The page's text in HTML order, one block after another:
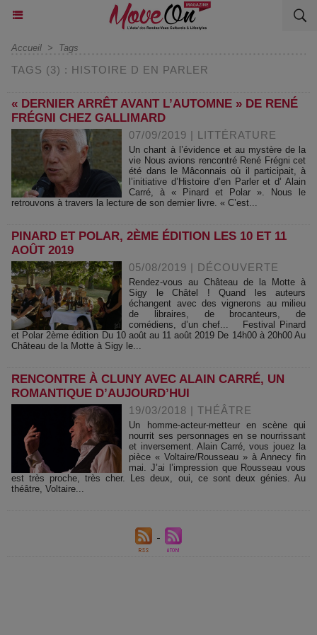
Accueil > Tags
TAGS (3) : HISTOIRE D EN PARLER
« DERNIER ARRÊT AVANT L’AUTOMNE » DE RENÉ
FRÉGNI CHEZ GALLIMARD
07/09/2019 | LITTÉRATURE
Un chant à l’évidence et au mystère de la
vie Nous avions rencontré René Frégni cet
été dans le Mâconnais où il participait, à
l’initiative d’Histoire d’en Parler et d’ Alain
Carré, à « Pinard et Polar ». Nous le
retrouvons à travers la lecture de son dernier livre. « C’est...
PINARD ET POLAR, 2ÈME ÉDITION LES 10 ET 11
AOÛT 2019
05/08/2019 | DÉCOUVERTE
Rendez-vous au Château de la Motte à
Sigy le Châtel ! Quand les auteurs
échangent avec des vignerons au milieu
de libraires, de brocanteurs, de
comédiens, d’un chef... Festival Pinard
et Polar 2ème édition Du 10 août au 11 août 2019 De 14h00 à 20h00 Au
Château de la Motte à Sigy le...
RENCONTRE À CLUNY AVEC ALAIN CARRÉ, UN
ROMANTIQUE D’AUJOURD’HUI
19/03/2018 |THÉÂTRE
Un homme-acteur-metteur en scène qui
nourrit ses personnages en se nourrissant
et inversement. Alain Carré, vous jouez la
pièce « Voltaire/Rousseau » à Annecy fin
mai. J’ai l’impression que Rousseau vous
est très proche, très cher. Les deux, oui, ce sont deux génies. Au
théâtre, Voltaire...